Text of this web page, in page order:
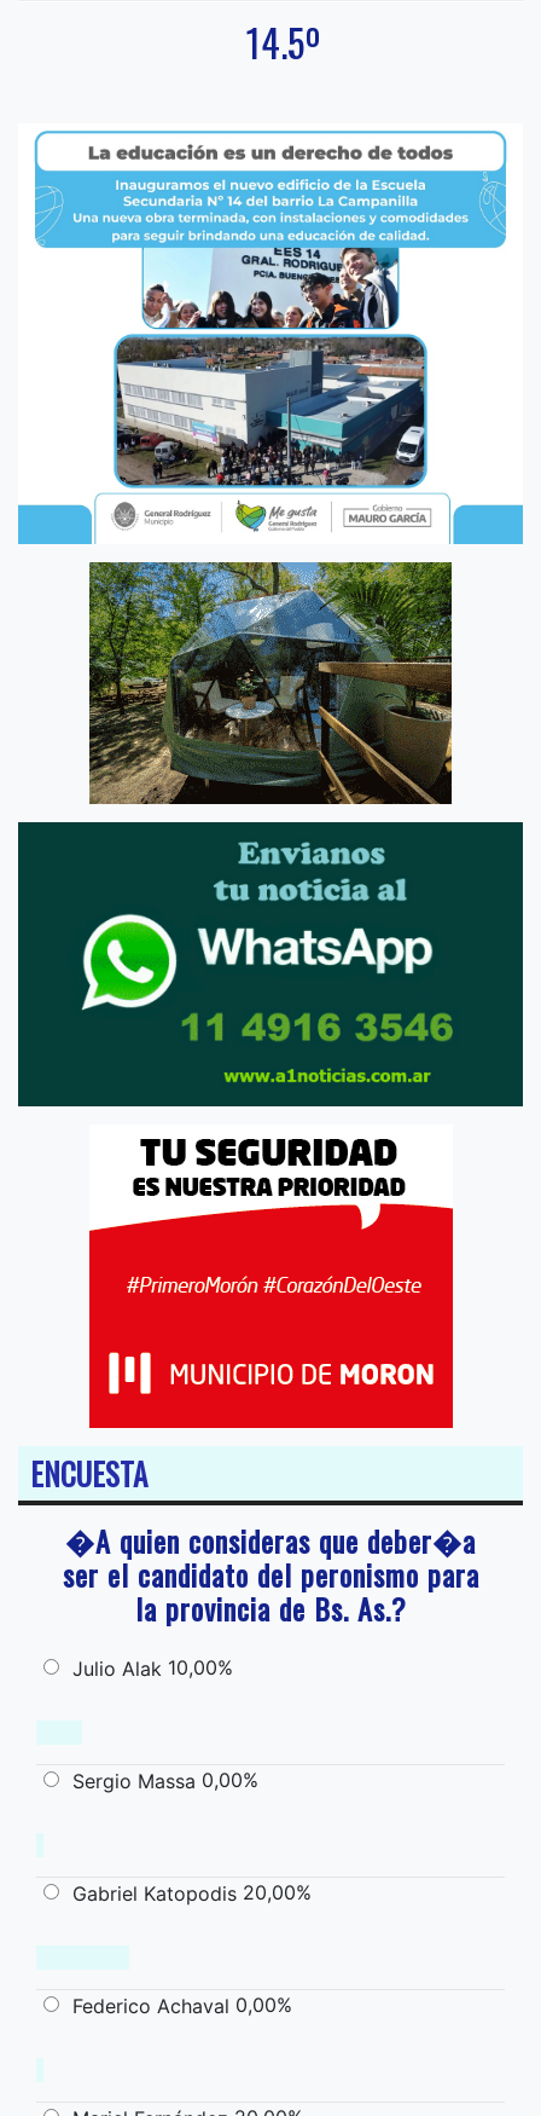
14.5º
ENCUESTA
�A quien consideras que deber�a
ser el candidato del peronismo para
la provincia de Bs. As.?
Julio Alak 10,00%
Sergio Massa 0,00%
Gabriel Katopodis 20,00%
Federico Achaval 0,00%